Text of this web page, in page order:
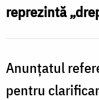
reprezintă
Anunţatul
pentru